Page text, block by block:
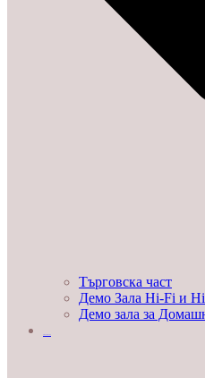
Търговска част
Демо Зала Hi-Fi и
Демо зала за